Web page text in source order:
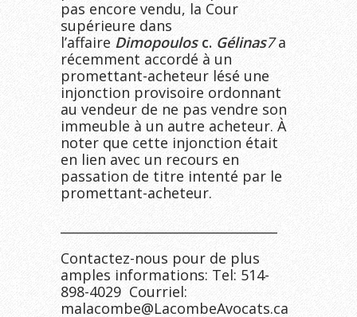
pas encore vendu, la Cour
supérieure dans
l’affaire Dimopoulos c. Gélinas7a
récemment accordé à un
promettant-acheteur lésé une
injonction provisoire ordonnant
au vendeur de ne pas vendre son
immeuble à un autre acheteur. À
noter que cette injonction était
en lien avec un recours en
passation de titre intenté par le
promettant-acheteur.
Contactez-nous pour de plus
amples informations: Tel: 514-
898-4029 Courriel:
malacombe@LacombeAvocats.ca